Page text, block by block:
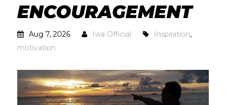
ENCOURAGEMENT
Aug 7, 2026 Iwa Official Inspiration,
motivation